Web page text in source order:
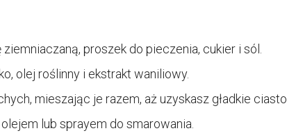
proszek do pieczenia, cukier i sól.
olej roślinny i ekstrakt waniliowy.
mieszając je razem, aż uzyskasz gładkie ciasto.
lub sprayem do smarowania.